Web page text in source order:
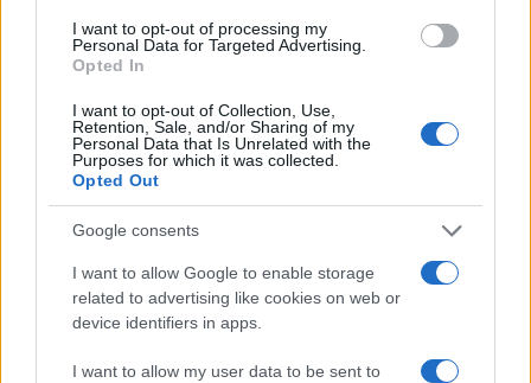
I want to opt-out of processing my
Personal Data for Targeted Advertising.
Opted In
I want to opt-out of Collection, Use,
Retention, Sale, and/or Sharing of my
Personal Data that Is Unrelated with the
Purposes for which it was collected.
Opted Out
Google consents
I want to allow Google to enable storage
related to advertising like cookies on web or
device identifiers in apps.
I want to allow my user data to be sent to
Ma è indispensabile affrontare anche
dell’Imu, una patrimoniale che, gravando ogni